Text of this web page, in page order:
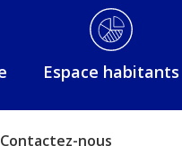
Espace habitants
Contactez-nous